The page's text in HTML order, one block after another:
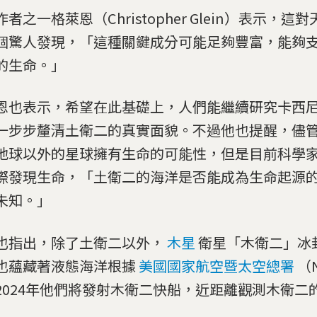
者之一格萊恩（Christopher Glein）表示，這對
驚人發現，「這種關鍵成分可能足夠豐富，能夠
生命。」
也表示，希望在此基礎上，人們能繼續研究卡西
步步釐清土衛二的真實面貌。不過他也提醒，儘
球以外的星球擁有生命的可能性，但是目前科學
發現生命，「土衛二的海洋是否能成為生命起源
。」
指出，除了土衛二以外， 木星 衛星「木衛二」冰
蘊藏著液態海洋根據 美國國家航空暨太空總署
年他們將發射木衛二快船，近距離觀測木衛二